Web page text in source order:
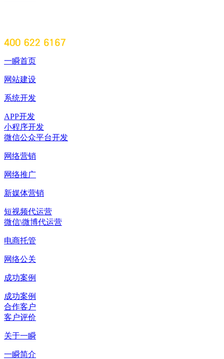
一瞬首页
网站建设
系统开发
APP开发
小程序开发
微信公众平台开发
网络营销
网络推广
新媒体营销
短视频代运营
微信\微博代运营
电商托管
网络公关
成功案例
成功案例
合作客户
客户评价
关于一瞬
一瞬简介